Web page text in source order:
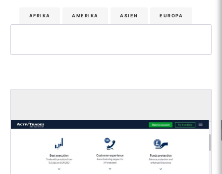
AFRIKA AMERIKA ASIEN EUROPA